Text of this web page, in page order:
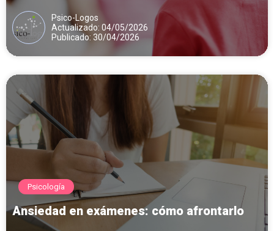
Psico-Logos
Actualizado: 04/05/2026
Publicado: 30/04/2026
Psicología
Ansiedad en exámenes: cómo afrontarlo